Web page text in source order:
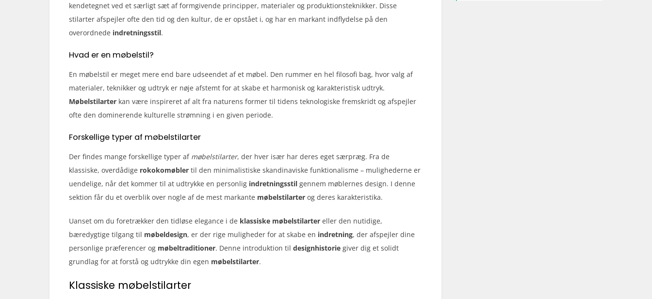
kendetegnet ved et særligt sæt af formgivende principper, materialer og produktionsteknikker. Disse
stilarter afspejler ofte den tid og den kultur, de er opstået i, og har en markant indflydelse på den
overordnede indretningsstil.
Hvad er en møbelstil?
En møbelstil er meget mere end bare udseendet af et møbel. Den rummer en hel filosofi bag, hvor valg af
materialer, teknikker og udtryk er nøje afstemt for at skabe et harmonisk og karakteristisk udtryk.
Møbelstilarter kan være inspireret af alt fra naturens former til tidens teknologiske fremskridt og afspejler
ofte den dominerende kulturelle strømning i en given periode.
Forskellige typer af møbelstilarter
Der findes mange forskellige typer af møbelstilarter, der hver især har deres eget særpræg. Fra de
klassiske, overdådige rokokomøbler til den minimalistiske skandinaviske funktionalisme – mulighederne er
uendelige, når det kommer til at udtrykke en personlig indretningsstil gennem møblernes design. I denne
sektion får du et overblik over nogle af de mest markante møbelstilarter og deres karakteristika.
Uanset om du foretrækker den tidløse elegance i de klassiske møbelstilarter eller den nutidige,
bæredygtige tilgang til møbeldesign, er der rige muligheder for at skabe en indretning, der afspejler dine
personlige præferencer og møbeltraditioner. Denne introduktion til designhistorie giver dig et solidt
grundlag for at forstå og udtrykke din egen møbelstilarter.
Klassiske møbelstilarter